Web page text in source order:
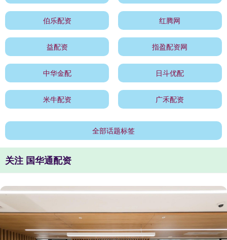
伯乐配资 红腾网
益配资 指盈配资网
中华金配 日斗优配
米牛配资 广禾配资
全部话题标签
关注 国华通配资